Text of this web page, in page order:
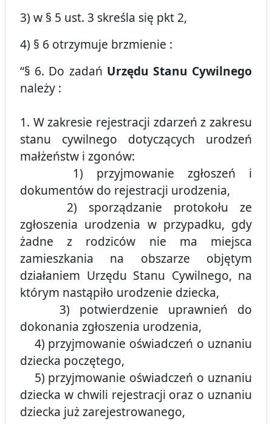
3) w § 5 ust. 3 skreśla się pkt 2,
4) § 6 otrzymuje brzmienie :
“§ 6. Do zadań Urzędu Stanu Cywilnego
należy :
1. W zakresie rejestracji zdarzeń z zakresu
stanu cywilnego dotyczących urodzeń
małżeństw i zgonów:
1) przyjmowanie zgłoszeń i
dokumentów do rejestracji urodzenia,
2) sporządzanie protokołu ze
zgłoszenia urodzenia w przypadku, gdy
żadne z rodziców nie ma miejsca
zamieszkania na obszarze objętym
działaniem Urzędu Stanu Cywilnego, na
którym nastąpiło urodzenie dziecka,
3) potwierdzenie uprawnień do
dokonania zgłoszenia urodzenia,
4) przyjmowanie oświadczeń o uznaniu
dziecka poczętego,
5) przyjmowanie oświadczeń o uznaniu
dziecka w chwili rejestracji oraz o uznaniu
dziecka już zarejestrowanego,